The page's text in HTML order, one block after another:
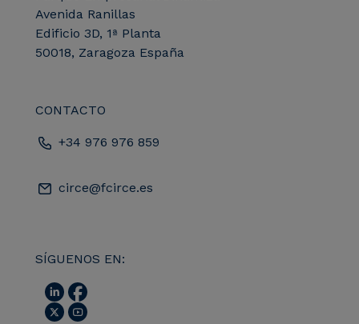
Avenida Ranillas
Edificio 3D, 1ª Planta
50018, Zaragoza España
CONTACTO
+34 976 976 859
circe@fcirce.es
SÍGUENOS EN: